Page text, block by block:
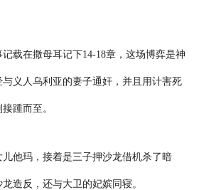
载在撒母耳记下14-18章，这场博弈是神
义人乌利亚的妻子通奸，并且用计害死
踵而至。
他玛，接着是三子押沙龙借机杀了暗
造反，还与大卫的妃嫔同寝。